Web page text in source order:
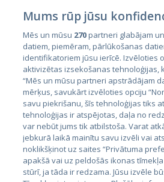
Valstis
Igaunija
Latvija
Lietuva
Mums rūp jūsu
Mēs un mūsu 270partneri glabājam
datiem, piemēram, pārlūkošanas
identifikatoriem jūsu ierīcē. Izvēloties
aktivizētas izsekošanas tehnoloģijas,
“Mēs un mūsu partneri apstrādājam
mērķus, savukārt izvēloties opciju
savu piekrišanu, šīs tehnoloģijas tiks
tehnoloģijas ir atspējotas, daļa no
var nebūt jums tik atbilstoša. Varat
jebkurā laikā mainītu savu izvēli vai
noklikšķinot uz saites “Privātuma
apakšā vai uz peldošās ikonas
stūrī, ja tāda ir redzama. Jūsu izvēle